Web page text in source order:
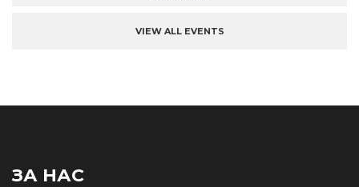
VIEW ALL EVENTS
ЗА НАС